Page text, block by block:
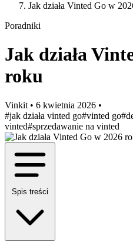
Jak działa Vinted Go w
Poradniki
Jak działa
roku
Vinkit • 6 kwietnia 2026 •
#jak działa vinted go#vinted go
vinted#sprzedawanie na vinted
Spis treści